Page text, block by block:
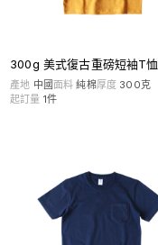
300g 美式復古重磅短袖T恤
產地 中國面料 純棉厚度 300克
起訂量 1件